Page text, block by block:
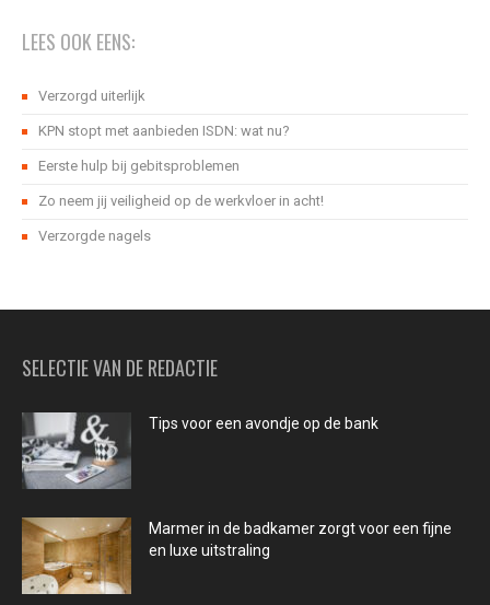
LEES OOK EENS:
Verzorgd uiterlijk
KPN stopt met aanbieden ISDN: wat nu?
Eerste hulp bij gebitsproblemen
Zo neem jij veiligheid op de werkvloer in acht!
Verzorgde nagels
SELECTIE VAN DE REDACTIE
Tips voor een avondje op de bank
Marmer in de badkamer zorgt voor een fijne
en luxe uitstraling